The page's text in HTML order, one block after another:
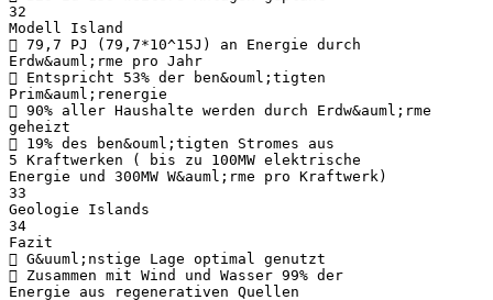
32
Modell Island
 79,7 PJ (79,7*10^15J) an Energie durch
Erdw&auml;rme pro Jahr
 Entspricht 53% der ben&ouml;tigten
Prim&auml;renergie
 90% aller Haushalte werden durch Erdw&auml;rme
geheizt
 19% des ben&ouml;tigten Stromes aus
5 Kraftwerken ( bis zu 100MW elektrische
Energie und 300MW W&auml;rme pro Kraftwerk)
33
Geologie Islands
34
Fazit
 G&uuml;nstige Lage optimal genutzt
 Zusammen mit Wind und Wasser 99% der
Energie aus regenerativen Quellen